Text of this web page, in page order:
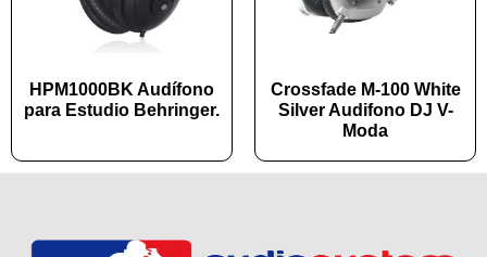
HPM1000BK Audífono
para Estudio Behringer.
Crossfade M-100 White
Silver Audifono DJ V-
Moda